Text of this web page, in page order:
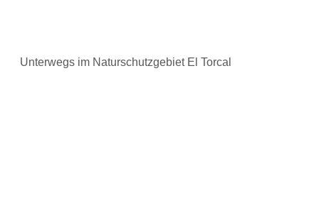
Unterwegs im Naturschutzgebiet El Torcal